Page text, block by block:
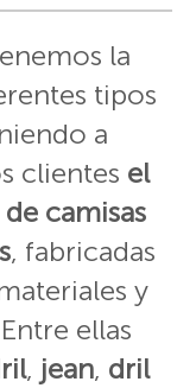
la
tipos
a
clientes el
camisas
, fabricadas
y
ellas
, jean, dril